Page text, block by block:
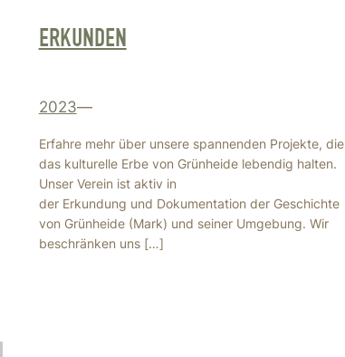
ERKUNDEN
2023—
Erfahre mehr über unsere spannenden Projekte, die
das kulturelle Erbe von Grünheide lebendig halten.
Unser Verein ist aktiv in
der Erkundung und Dokumentation der Geschichte
von Grünheide (Mark) und seiner Umgebung. Wir
beschränken uns […]